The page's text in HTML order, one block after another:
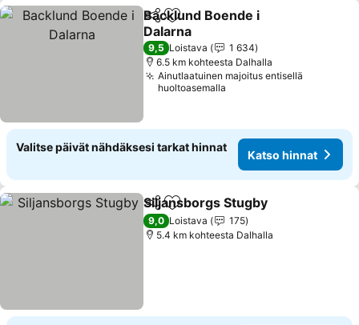
Jaa Lisää suosikkeihin
Backlund Boende i
Dalarna
9,5 Loistava
1 634
6.5 km kohteesta Dalhalla
Ainutlaatuinen majoitus entisellä
huoltoasemalla
Valitse päivät nähdäksesi tarkat hinnat
Katso hinnat
Jaa Lisää suosikkeihin
Siljansborgs Stugby
9,0 Loistava
175
5.4 km kohteesta Dalhalla